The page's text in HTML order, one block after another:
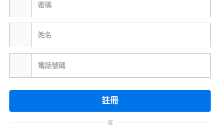
密碼
姓名
電話號碼
註冊
或